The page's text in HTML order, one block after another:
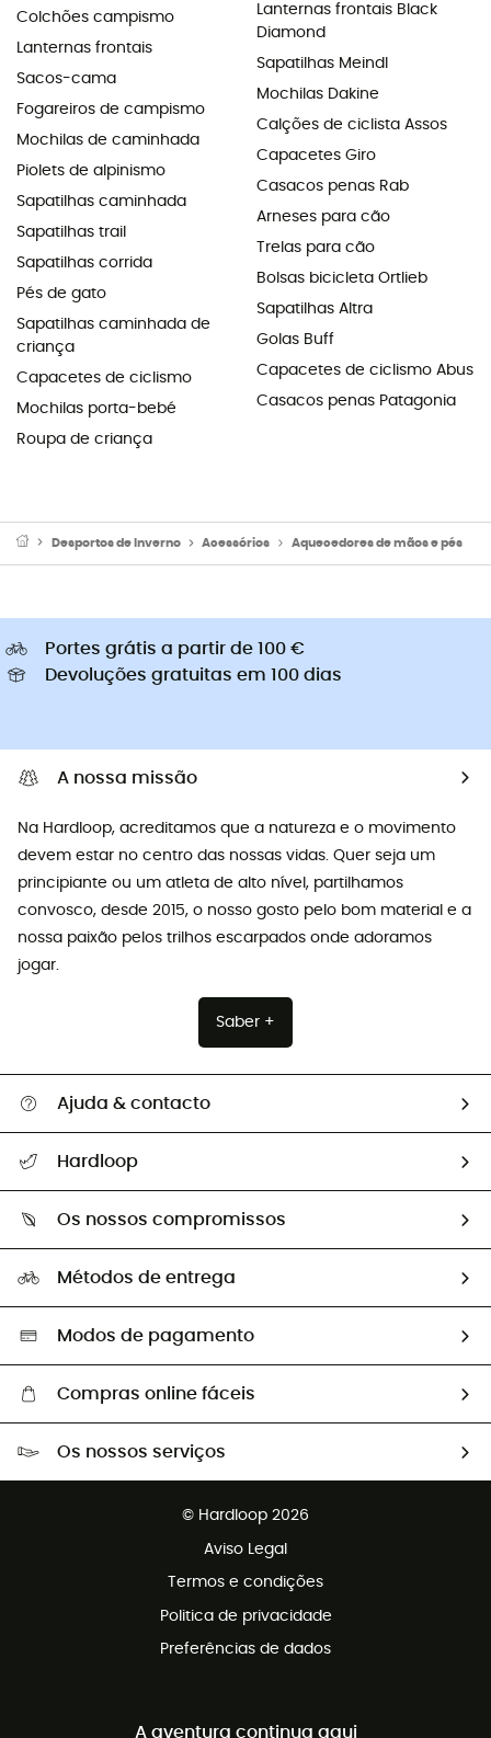
Colchões campismo
Lanternas frontais
Sacos-cama
Fogareiros de campismo
Mochilas de caminhada
Piolets de alpinismo
Sapatilhas caminhada
Sapatilhas trail
Sapatilhas corrida
Pés de gato
Sapatilhas caminhada de
criança
Capacetes de ciclismo
Mochilas porta-bebé
Roupa de criança
Lanternas frontais Black
Diamond
Sapatilhas Meindl
Mochilas Dakine
Calções de ciclista Assos
Capacetes Giro
Casacos penas Rab
Arneses para cão
Trelas para cão
Bolsas bicicleta Ortlieb
Sapatilhas Altra
Golas Buff
Capacetes de ciclismo Abus
Casacos penas Patagonia
Desportos de Inverno Acessórios Aquecedores de mãos e pés
Portes grátis a partir de 100 €
Devoluções gratuitas em 100 dias
A nossa missão
Na Hardloop, acreditamos que a natureza e o movimento
devem estar no centro das nossas vidas. Quer seja um
principiante ou um atleta de alto nível, partilhamos
convosco, desde 2015, o nosso gosto pelo bom material e a
nossa paixão pelos trilhos escarpados onde adoramos
jogar.
Saber +
Ajuda & contacto
Guia de tamanhos
Trocas & Devoluções
Hardloop
Os nossos embaixadores
Os nossos compromissos
Seleção eco-responsável
Métodos de entrega
Modos de pagamento
Compras online fáceis
Os nossos serviços
© Hardloop 2026
Aviso Legal
Termos e condições
Politica de privacidade
Preferências de dados
A aventura continua aqui